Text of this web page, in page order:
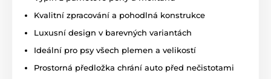
Kvalitní zpracování a pohodlná konstrukce
Luxusní design v barevných variantách
Ideální pro psy všech plemen a velikostí
Prostorná předložka chrání auto před nečistotami